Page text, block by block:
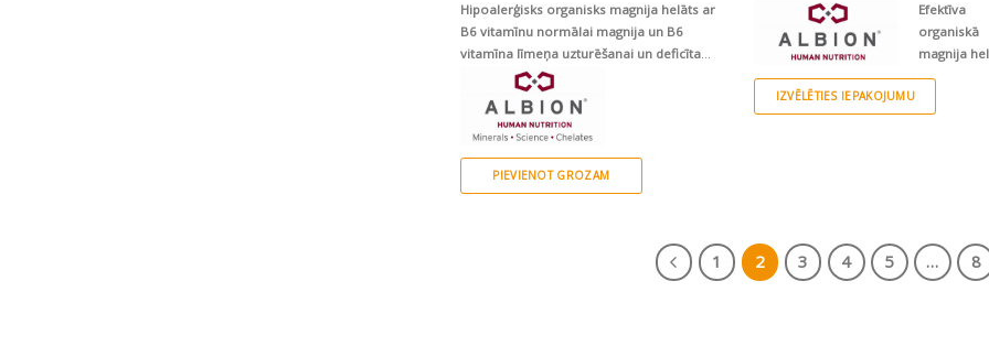
€21.99.€19.78.
Hipoalerģisks organisks magnija helāts ar
B6 vitamīnu normālai magnija un B6
vitamīna līmeņa uzturēšanai un deficīta
novēršanai
PIEVIENOT GROZAM
Efektīva
organiskā
magnija
Albion
un B6 vitamīna formula šķidrā
IZVĒLĒTIES IEPAKOJUMU
has
multiple
1 2 3 4 5 … 8